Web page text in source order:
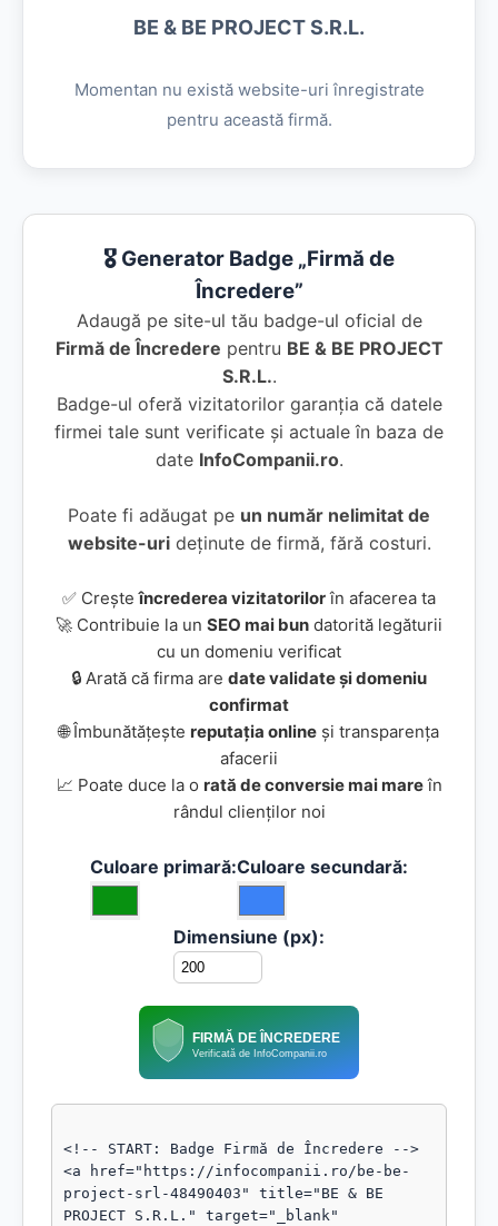
BE & BE PROJECT S.R.L.
Momentan nu există website-uri înregistrate
pentru această firmă.
🎖️ Generator Badge „Firmă de
Încredere”
Adaugă pe site-ul tău badge-ul oficial de
Firmă de Încredere pentru BE & BE PROJECT
S.R.L..
Badge-ul oferă vizitatorilor garanția că datele
firmei tale sunt verificate și actuale în baza de
date InfoCompanii.ro.
Poate fi adăugat pe un număr nelimitat de
website-urideținute de firmă, fără costuri.
✅ Creșteîncrederea vizitatorilorîn afacerea ta
🚀 Contribuie la un SEO mai bun datorită legăturii
cu un domeniu verificat
🔒 Arată că firma are date validate și domeniu
confirmat
🌐 Îmbunătățește reputația online și transparența
afacerii
📈 Poate duce la o rată de conversie mai mareîn
rândul clienților noi
Culoare primară:Culoare secundară:
Dimensiune (px):
FIRMĂ DE ÎNCREDERE
Verificată de InfoCompanii.ro
<!-- START: Badge Firmă de Încredere -->
<a href="https://infocompanii.ro/be-be-
project-srl-48490403" title="BE & BE
PROJECT S.R.L." target="_blank"